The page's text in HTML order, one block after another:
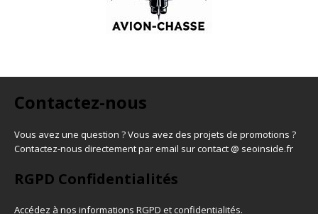
Contactez-nous
Vous avez une question ? Vous avez des projets de promotions ?
Contactez-nous directement par email sur contact @ seoinside.fr
RGPD Confidentialités
Accédez à nos informations RGPD et confidentialités.